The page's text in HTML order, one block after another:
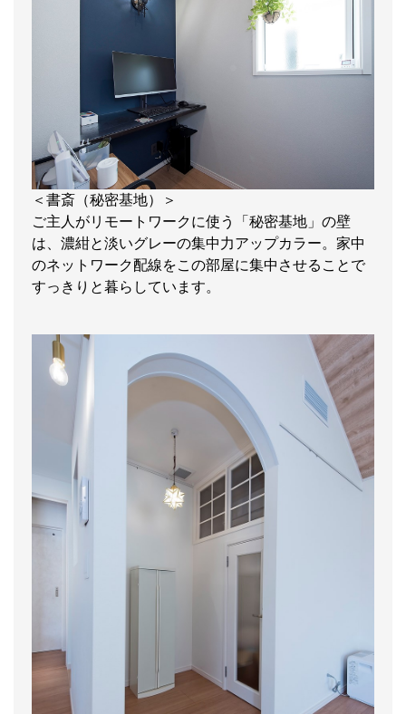
＜書斎（秘密基地）＞
ご主人がリモートワークに使う「秘密基地」の壁
は、濃紺と淡いグレーの集中力アップカラー。家中
のネットワーク配線をこの部屋に集中させることで
すっきりと暮らしています。